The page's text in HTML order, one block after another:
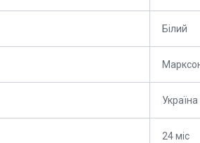
Білий
Україна
24 міс